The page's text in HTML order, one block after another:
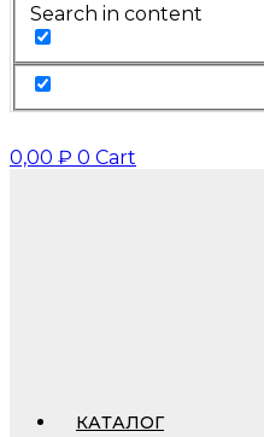
Search in content
0,00 ₽ 0 Cart
КАТАЛОГ